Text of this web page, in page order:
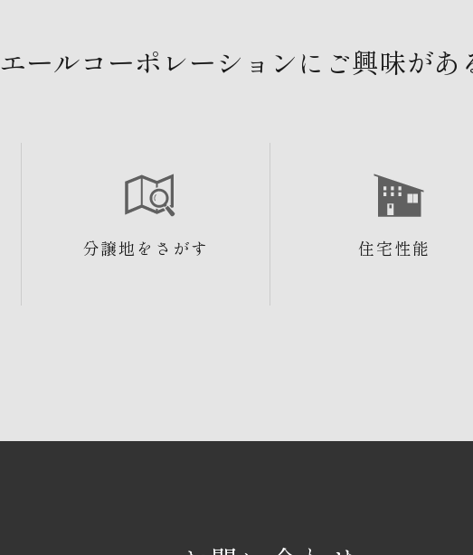
エールコーポレーションにご興味があ
分譲地をさがす 住宅性能